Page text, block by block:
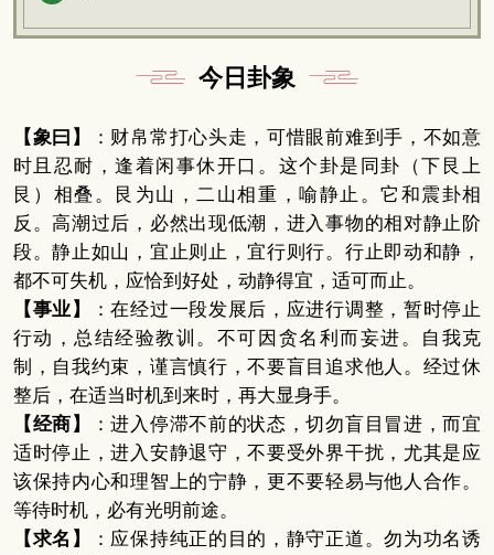
今日卦象
【象曰】
：财帛常打心头走，可惜眼前难到手，不如意
时且忍耐，逢着闲事休开口。这个卦是同卦（下艮上
艮）相叠。艮为山，二山相重，喻静止。它和震卦相
反。高潮过后，必然出现低潮，进入事物的相对静止阶
段。静止如山，宜止则止，宜行则行。行止即动和静，
都不可失机，应恰到好处，动静得宜，适可而止。
【事业】
：在经过一段发展后，应进行调整，暂时停止
行动，总结经验教训。不可因贪名利而妄进。自我克
制，自我约束，谨言慎行，不要盲目追求他人。经过休
整后，在适当时机到来时，再大显身手。
【经商】
：进入停滞不前的状态，切勿盲目冒进，而宜
适时停止，进入安静退守，不要受外界干扰，尤其是应
该保持内心和理智上的宁静，更不要轻易与他人合作。
等待时机，必有光明前途。
【求名】
：应保持纯正的目的，静守正道。勿为功名诱